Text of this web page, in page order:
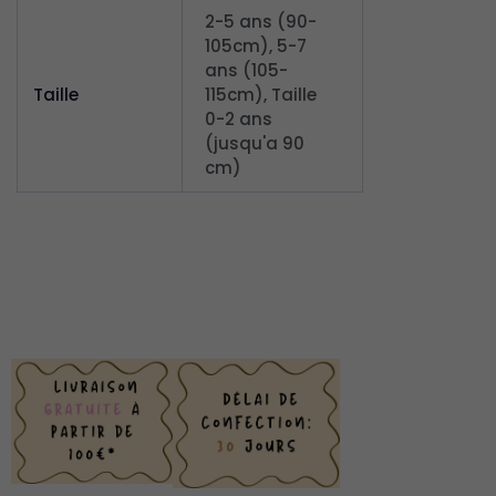
Taille
2-5 ans (90-
105cm), 5-7
ans (105-
115cm), Taille
0-2 ans
(jusqu'a 90
cm)